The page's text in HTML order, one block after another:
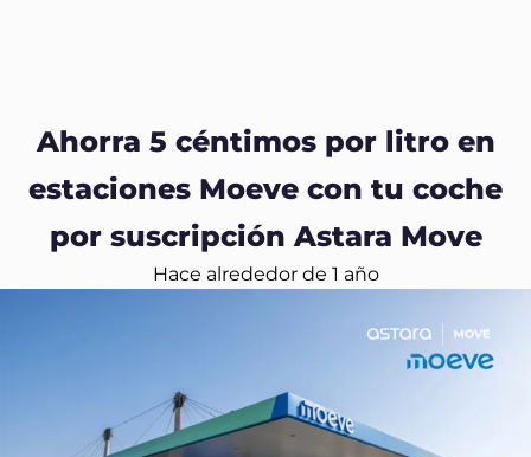
Ahorra 5 céntimos por litro en
estaciones Moeve con tu coche
por suscripción Astara Move
Hace alrededor de 1 año